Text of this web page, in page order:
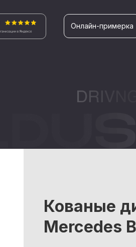
Онлайн-примерка
Кованые
Mercedes